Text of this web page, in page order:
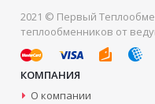
2021 © Первый
теплообменников от
КОМПАНИЯ
О компании